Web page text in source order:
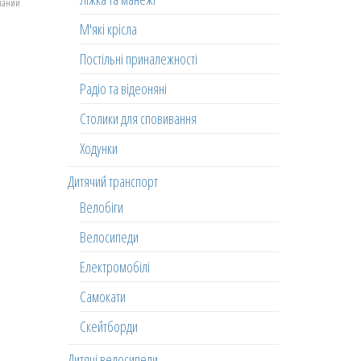
М'які крісла
Постільні приналежності
Радіо та відеоняні
Столики для сповивання
Ходунки
Дитячий транспорт
Велобіги
Велосипеди
Електромобілі
Самокати
Скейтборди